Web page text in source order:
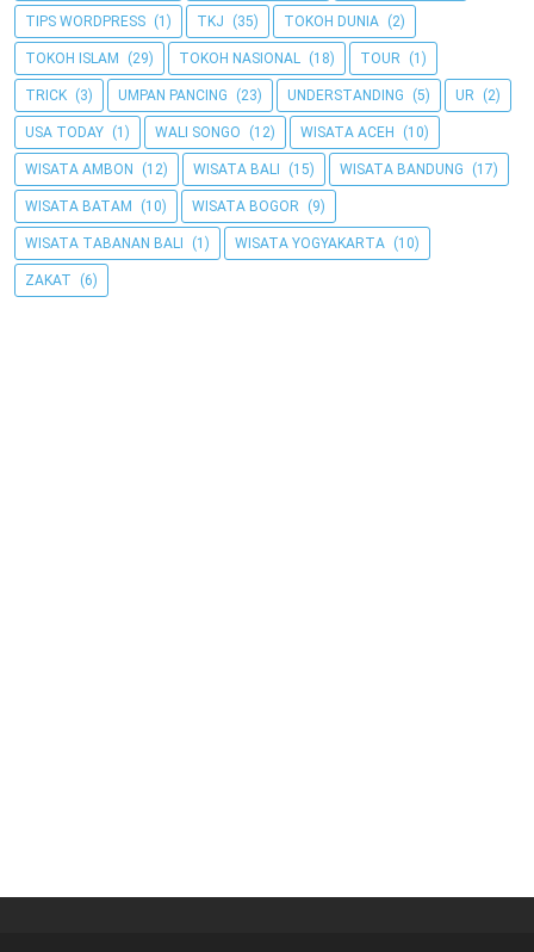
TIPS WORDPRESS (1) TKJ (35) TOKOH DUNIA (2)
TOKOH ISLAM (29) TOKOH NASIONAL (18) TOUR (1)
TRICK (3) UMPAN PANCING (23) UNDERSTANDING (5) UR (2)
USA TODAY (1) WALI SONGO (12) WISATA ACEH (10)
WISATA AMBON (12) WISATA BALI (15) WISATA BANDUNG (17)
WISATA BATAM (10) WISATA BOGOR (9)
WISATA TABANAN BALI (1) WISATA YOGYAKARTA (10)
ZAKAT (6)